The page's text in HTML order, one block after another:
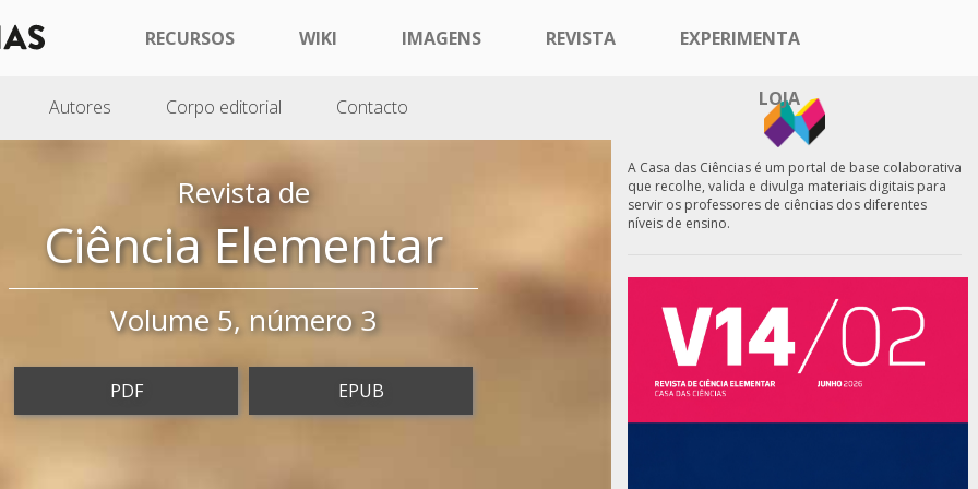
RECURSOS WIKI IMAGENS REVISTA EXPERIMENTA
LOJA
Autores Corpo editorial Contacto
Revista de
Ciência Elementar
Volume 5, número 3
PDF EPUB
A Casa das Ciências é um portal de base colaborativa
que recolhe, valida e divulga materiais digitais para
servir os professores de ciências dos diferentes
níveis de ensino.